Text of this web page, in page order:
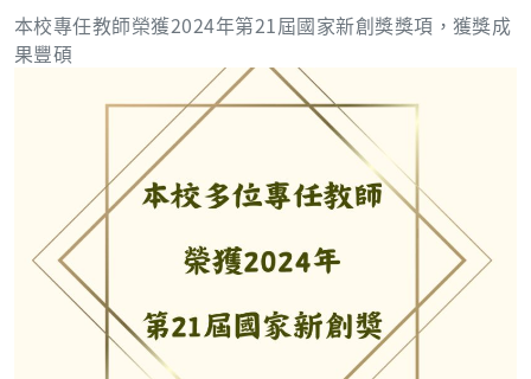
豐碩
本校專任教師榮獲2024年第21屆國家新創獎獎項，獲獎成
果豐碩